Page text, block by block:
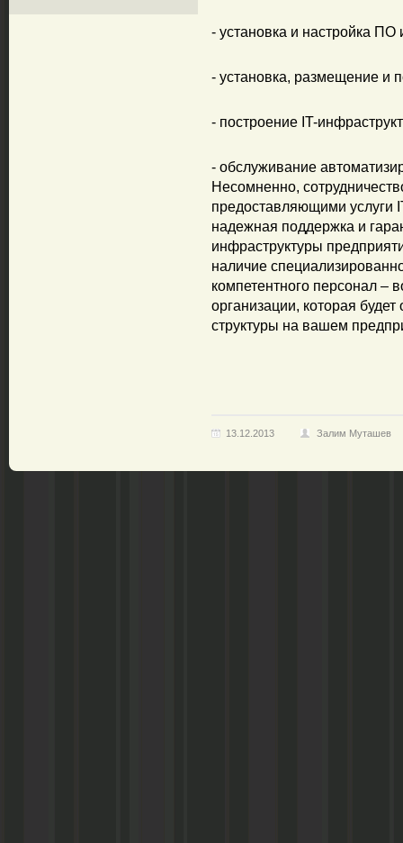
- установка и настройка
- установка, размещение и
- построение IT-
- обслуживание
Несомненно,
предоставляющими услуги
надежная поддержка и
инфраструктуры
наличие
компетентного персонал –
организации, которая
структуры на вашем
13.12.2013 Залим Муташев